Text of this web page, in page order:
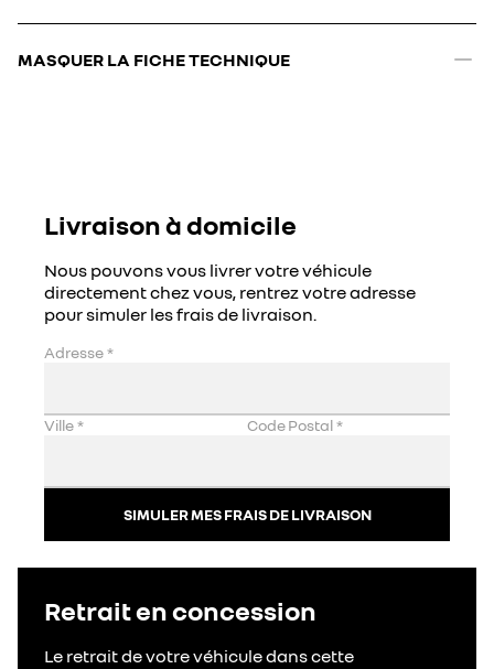
MASQUER LA FICHE TECHNIQUE
Livraison à domicile
Nous pouvons vous livrer votre véhicule
directement chez vous, rentrez votre adresse
pour simuler les frais de livraison.
Adresse*
Ville* Code Postal*
SIMULER MES FRAIS DE LIVRAISON
Retrait en concession
Le retrait de votre véhicule dans cette